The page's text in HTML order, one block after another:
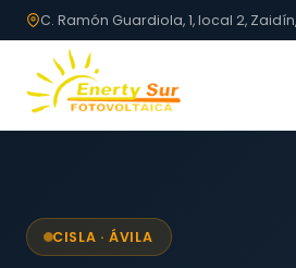
C. Ramón Guardiola, 1, local 2,
CISLA · ÁVILA